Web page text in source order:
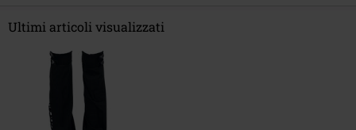
Invia un commento
Ultimi articoli visualizzati